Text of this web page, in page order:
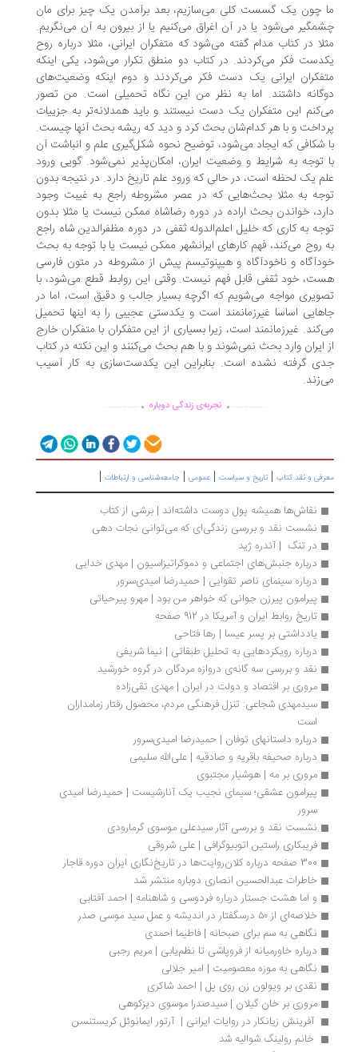
چون یک گسست کلی می‌سازیم، بعد برآمدن یک چیز برای مان
می‌شود یا در آن اغراق می‌کنیم یا از بیرون به آن می‌نگریم.
در کتاب مدام گفته می‌شود که متفکران ایرانی، مثلا درباره روح
فکر می‌کردند. در کتاب دو منطق تکرار می‌شود، یکی اینکه
ایرانی یک دست فکر می‌کردند و دوم اینکه وضعیت‌های
داشتند. اما به نظر من این نگاه تحمیلی است. من تصور
این متفکران یک دست نیستند و باید همدلانه‌تر به جزییات
و با هر کدام‌شان بحث کرد و دید که ریشه بحث آنها چیست.
شکافی که ایجاد می‌شود، توضیح نحوه شکل‌گیری علم و انباشت آن
توجه به شرایط و وضعیت ایران، امکان‌پذیر نمی‌شود. گویی ورود
یک لحظه است، در حالی که ورود علم تاریخ دارد. در نتیجه بدون
به مثلا بحث‌هایی که در عصر مشروطه راجع به غیبت وجود
خواندن بحث اراده در دوره رضاشاه ممکن نیست یا مثلا بدون
به کاری که خلیل اعلم‌الدوله ثقفی در دوره مظفرالدین شاه راجع
روح می‌کند، فهم کارهای ایرانشهر ممکن نیست یا با توجه به بحث
و ناخودآگاه و هیپنوتیسم پیش از مشروطه در متون فارسی
خود ثقفی قابل فهم نیست. وقتی این روابط قطع می‌شود، با
مواجه می‌شویم که اگرچه بسیار جالب و دقیق است، اما در
اساسا غیرزمانمند است و یکدستی عجیبی را به اینها تحمیل
غیرزمانمند است، زیرا بسیاری از این متفکران با متفکران خارج
ایران وارد بحث نمی‌شوند و با هم بحث می‌کنند و این نکته در کتاب
گرفته نشده است. بنابراین این یکدست‌سازی به کار آسیب
.............. .تجربه‌ی زندگی دوباره ...............
و نقد کتاب|تاریخ و سیاست |عمومی| جامعه‌شناسی و ارتباطات |
نقاش‌ها همیشه پول دوست داشته‌اند | برشی از کتاب
نشست نقد و بررسی زندگی‌ای که می‌توانی نجات دهی
در تنگ  | آندره ژید
درباره جنبش‌های اجتماعی و دموکراتیزاسیون | مهدی خدایی
درباره سینمای ناصر تقوایی | حمیدرضا امیدی‌سرور
پیرامون پیرزن جوانی که خواهر من بود | مهرو پیرحیاتی
تاریخ روابط ایران و آمریکا در 912 صفحه
یادداشتی بر پسر عیسا | رها فتاحی
درباره رویکردهایی به تحلیل طبقاتی | نیما شریفی
نقد و بررسی‌ سه گانه‌ی دروازه مردگان در گروه خورشید
مروری بر اقتصاد و دولت در ایران | مهدی تقی‌زاده
سیدمهدی شجاعی: تنزل فرهنگی مردم، محصول رفتار زمامداران
درباره داستانهای توفان | حمیدرضا امیدی‌سرور
درباره صحیفه باقریه و صادقیه | علی‌الله سلیمی
مروری بر مه | هوشیار مجتبوی
پیرامون عشقی؛ سیمای نجیب یک آنارشیست | حمیدرضا امیدی
نشست نقد و بررسی آثار سیدعلی موسوی گرمارودی
فریبکاری راستین اتوبیوگرافی | علی شروقی
خاطرات عبدالحسین انصاری دوباره منتشر شد
و اما هشت جستار درباره فردوسی و شاهنامه | احمد آفتابی
خلاصه‌ای از ۵۰ درسگفتار در اندیشه و عمل سید موسی صدر
نگاهی به سم برای صبحانه | فاطیما احمدی
درباره خاورمیانه از فروپاشی تا نظم‌یابی | مریم رجبی
نگاهی به موزه معصومیت | امیر جلالی
نقدی بر ویولون زن روی پل | احمد شاکری
مروری بر خان گیلان | سیدصدرا موسوی دیزکوهی
آفرینش زیانکار در روایات ایرانی |  آرتور ایمانوئل کریستنسن
خانم رولینگ شوالیه شد